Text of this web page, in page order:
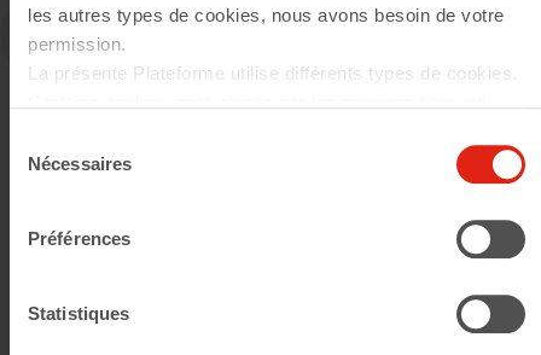
les autres types de cookies, nous avons besoin de votre
permission.
La présente Plateforme utilise différents types de cookies.
modifier ou retirer votre consentement.
En savoir plus sur qui nous sommes, comment vous
pouvez nous contacter et comment nous traitons les
données personnelles veuillez voir notre Politique de
Nécessaires
Préférences
Statistiques
Acteur citoyen du logement social, nous faisons bien plus que loger :